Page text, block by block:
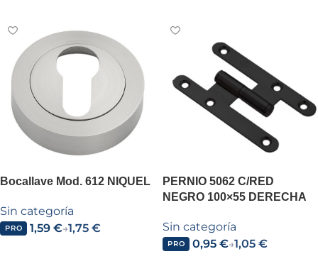
Bocallave Mod. 612 NIQUEL
Sin categoría
PRO 1,59€→1,75€
PERNIO 5062 C/RED
NEGRO 100×55 DERECHA
Sin categoría
PRO 0,95€→1,05€